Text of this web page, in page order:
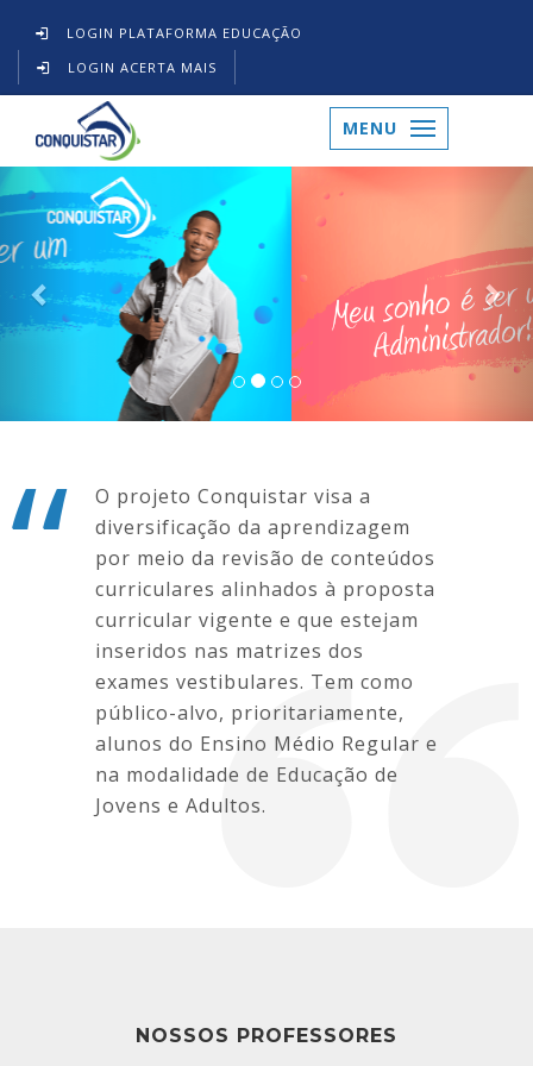
LOGIN PLATAFORMA EDUCAÇÃO
LOGIN ACERTA MAIS
MENU
Previous
O projeto Conquistar visa a
diversificação da aprendizagem
por meio da revisão de conteúdos
curriculares alinhados à proposta
curricular vigente e que estejam
inseridos nas matrizes dos
exames vestibulares. Tem como
público-alvo, prioritariamente,
alunos do Ensino Médio Regular e
na modalidade de Educação de
Jovens e Adultos.
NOSSOS PROFESSORES